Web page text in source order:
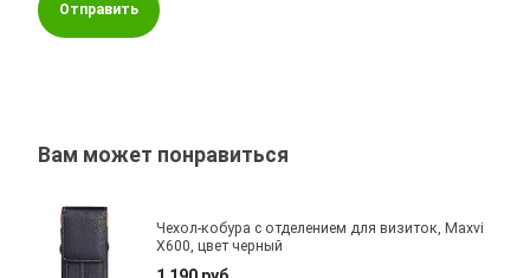
Отправить
Вам может понравиться
Чехол-кобура с отделением для визиток, Maxvi
X600, цвет черный